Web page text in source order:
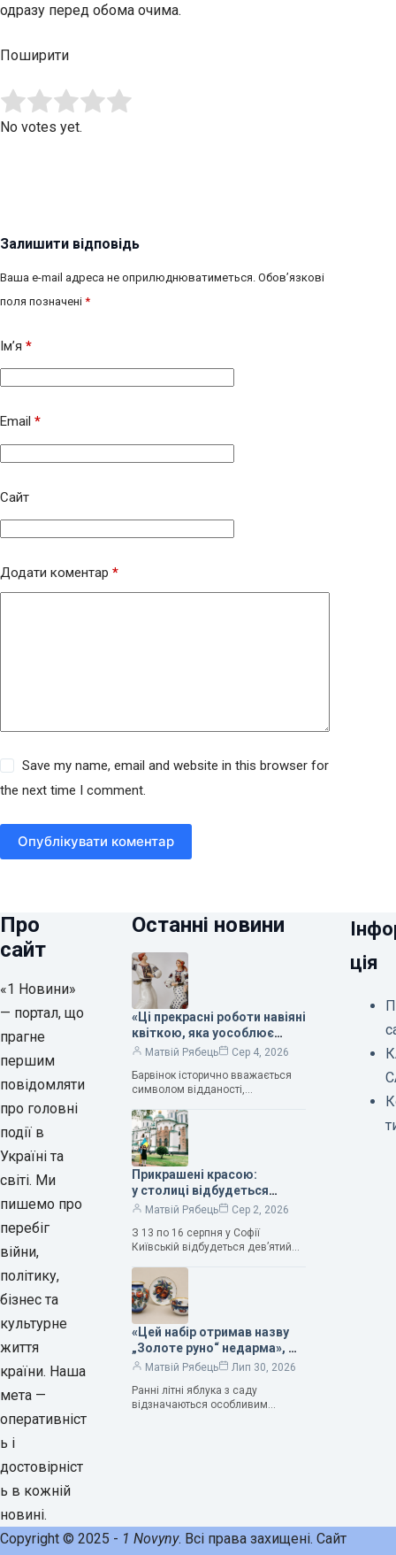
одразу перед обома очима.
Поширити
Rate this item:
No votes yet.
Залишити відповідь
Ваша e-mail адреса не оприлюднюватиметься. Обов’язкові
поля позначені *
Ім’я *
Email *
Сайт
Додати коментар *
Save my name, email and website in this browser for
the next time I comment.
Опублікувати коментар
Про
сайт
«1 Новини»
— портал, що
прагне
першим
повідомляти
про головні
події в
Україні та
світі. Ми
пишемо про
перебіг
війни,
політику,
бізнес та
культурне
життя
країни. Наша
мета —
оперативніст
ь і
достовірніст
ь в кожній
новині.
Останні новини
«Ці прекрасні роботи навіяні
квіткою, яка уособлює
нескінченне кохання», —
Людмила Карпінська-
Романюк
Матвій Рябець
Сер 4, 2026
Барвінок історично вважається
символом відданості,
та тривалого подружнього союзу.
Саме тому ця рослина надихала і
продовжує надихати митців на
Прикрашені красою:
у столиці відбудеться
дев’ятий фестиваль
Матвій Рябець
Сер 2, 2026
З 13 по 16 серпня у Софії
Київській відбудеться дев’ятий
мистецтв Bouquet Kyiv Stage. Ця
подія традиційно…
«Цей набір отримав назву
„Золоте руно“ недарма», —
колекціонерка Людмила
Матвій Рябець
Лип 30, 2026
Ранні літні яблука з саду
відзначаються особливим
ція
Copyright © 2025 - 1 Novyny. Всі права захищені. Сайт